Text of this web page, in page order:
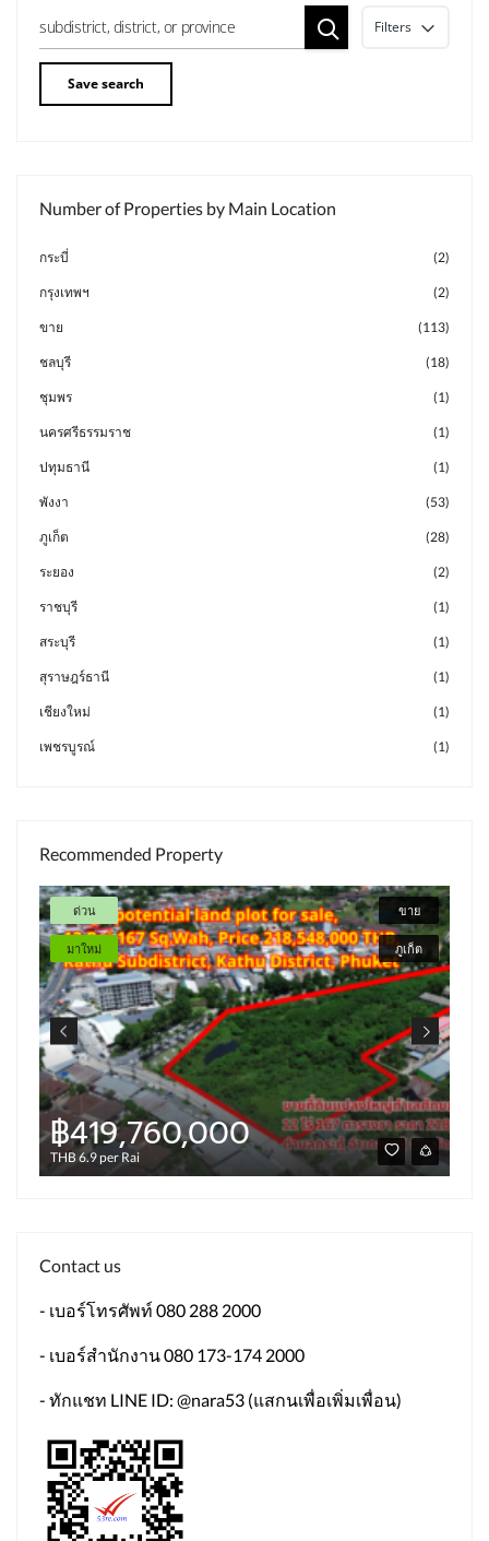
Filters
Save search
Number of Properties by Main Location
กระบี่ (2)
กรุงเทพฯ (2)
ขาย (113)
ชลบุรี (18)
ชุมพร (1)
นครศรีธรรมราช (1)
ปทุมธานี (1)
พังงา (53)
ภูเก็ต (28)
ระยอง (2)
ราชบุรี (1)
สระบุรี (1)
สุราษฎร์ธานี (1)
เชียงใหม่ (1)
เพชรบูรณ์ (1)
Recommended Property
ด่วน
มาใหม่
ขาย
ภูเก็ต
฿419,760,000
THB 6.9 per Rai
Contact us
- เบอร์โทรศัพท์ 080 288 2000
- เบอร์สำนักงาน 080 173-174 2000
- ทักแชท LINE ID: @nara53 (แสกนเพื่อเพิ่มเพื่อน)